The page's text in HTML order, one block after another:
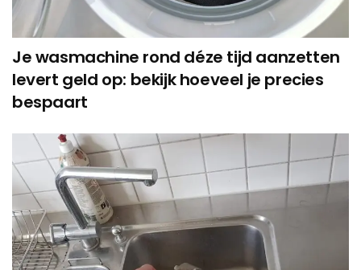
Je wasmachine rond déze tijd aanzetten
levert geld op: bekijk hoeveel je precies
bespaart